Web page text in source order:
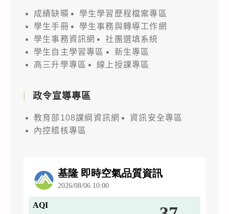
成績缺曠
學生學習歷程檔案專區
學生手冊
學生事務與轉導工作網
學生事務資訊網
社團選填系統
學生自主學習專區
新生專區
高三升學專區
線上授課專區
政令宣導專區
教育部108課綱資訊網
資訊安全專區
內控稽核專區